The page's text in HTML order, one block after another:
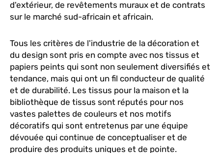
d'extérieur, de revêtements muraux et de contrats
sur le marché sud-africain et africain.
Tous les critères de l'industrie de la décoration et
du design sont pris en compte avec nos tissus et
papiers peints qui sont non seulement diversifiés et
tendance, mais qui ont un fil conducteur de qualité
et de durabilité. Les tissus pour la maison et la
bibliothèque de tissus sont réputés pour nos
vastes palettes de couleurs et nos motifs
décoratifs qui sont entretenus par une équipe
dévouée qui continue de conceptualiser et de
produire des produits uniques et de pointe.